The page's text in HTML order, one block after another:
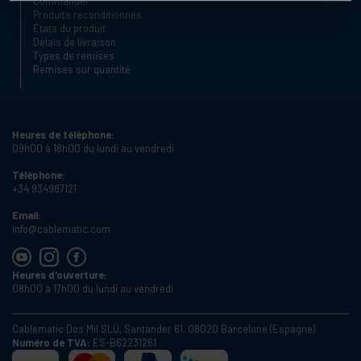
Produits reconditionnés
États du produit
Délais de livraison
Types de remises
Remises sur quantité
Heures de téléphone:
09h00 à 18h00 du lundi au vendredi
Téléphone:
+34 934987121
Email:
info@cablematic.com
Heures d'ouverture:
08h00 à 17h00 du lundi au vendredi
Cablematic Dos Mil SLU, Santander 61, 08020 Barcelone (Espagne)
Numéro de TVA: ES-B62231261